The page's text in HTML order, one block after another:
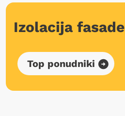
Izolacija fasade
Top ponudniki